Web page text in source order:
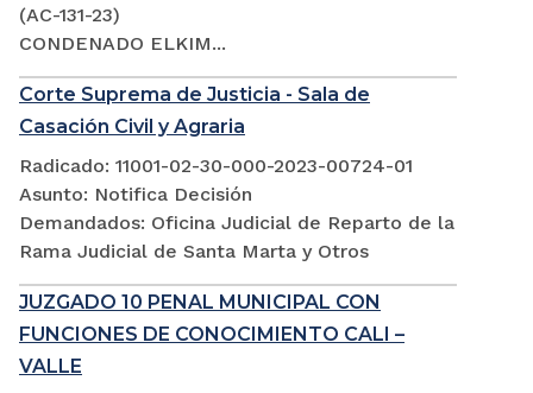
(AC-131-23)
CONDENADO ELKIM...
Corte Suprema de Justicia - Sala de
Casación Civil y Agraria
Radicado: 11001-02-30-000-2023-00724-01
Asunto: Notifica Decisión
Demandados: Oficina Judicial de Reparto de la
Rama Judicial de Santa Marta y Otros
JUZGADO 10 PENAL MUNICIPAL CON
FUNCIONES DE CONOCIMIENTO CALI –
VALLE